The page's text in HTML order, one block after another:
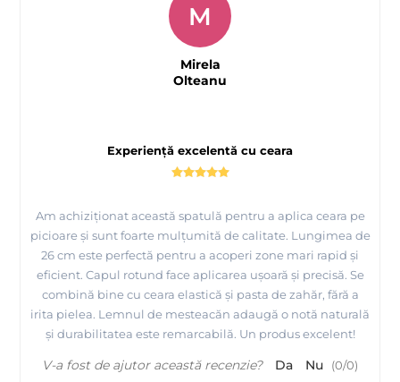
Experiență excelentă cu ceara
Am achiziționat această spatulă pentru a aplica ceara pe
picioare și sunt foarte mulțumită de calitate. Lungimea de
26 cm este perfectă pentru a acoperi zone mari rapid și
eficient. Capul rotund face aplicarea ușoară și precisă. Se
combină bine cu ceara elastică și pasta de zahăr, fără a
irita pielea. Lemnul de mesteacăn adaugă o notă naturală
și durabilitatea este remarcabilă. Un produs excelent!
M
Mirela
Olteanu
V-a fost de ajutor această recenzie? Da Nu (0/0)